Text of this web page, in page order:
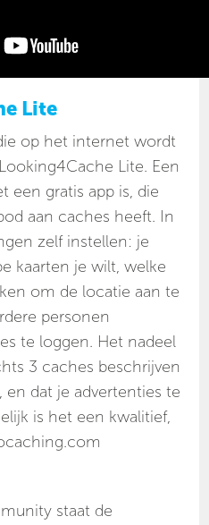
Lite
op het internet wordt
Lite. Een
een gratis app is, die
aan caches heeft. In
zelf instellen: je
kaarten je wilt, welke
om de locatie aan te
personen
te loggen. Het nadeel
3 caches beschrijven
dat je advertenties te
is het een kwalitief,
staat de